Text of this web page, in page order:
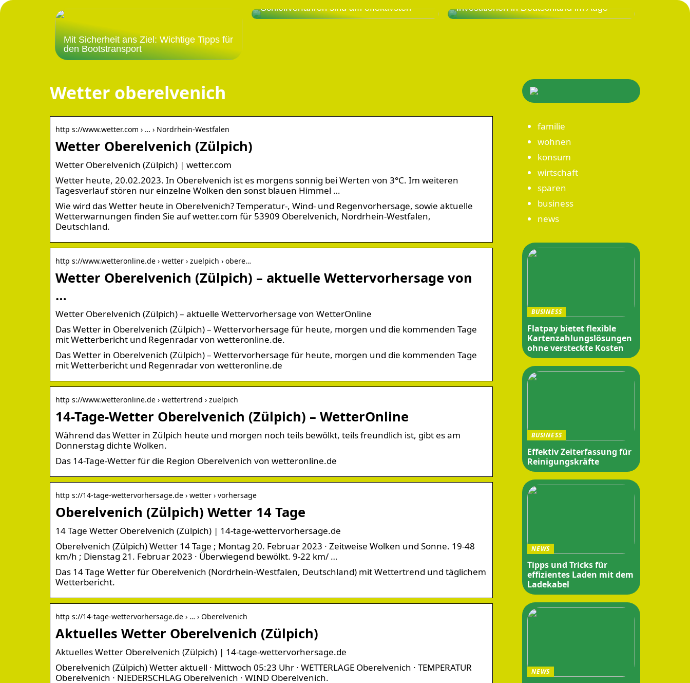
Mit Sicherheit ans Ziel: Wichtige Tipps für
den Bootstransport
Schleifverfahren sind am effektivsten
Investitionen in Deutschland im Auge
Wetter oberelvenich
http s://www.wetter.com › … › Nordrhein-Westfalen
Wetter Oberelvenich (Zülpich)
Wetter Oberelvenich (Zülpich) | wetter.com
Wetter heute, 20.02.2023. In Oberelvenich ist es morgens sonnig bei Werten von 3°C. Im weiteren
Tagesverlauf stören nur einzelne Wolken den sonst blauen Himmel …
Wie wird das Wetter heute in Oberelvenich? Temperatur-, Wind- und Regenvorhersage, sowie aktuelle
Wetterwarnungen finden Sie auf wetter.com für 53909 Oberelvenich, Nordrhein-Westfalen,
Deutschland.
http s://www.wetteronline.de › wetter › zuelpich › obere…
Wetter Oberelvenich (Zülpich) – aktuelle Wettervorhersage von
…
Wetter Oberelvenich (Zülpich) – aktuelle Wettervorhersage von WetterOnline
Das Wetter in Oberelvenich (Zülpich) – Wettervorhersage für heute, morgen und die kommenden Tage
mit Wetterbericht und Regenradar von wetteronline.de.
Das Wetter in Oberelvenich (Zülpich) – Wettervorhersage für heute, morgen und die kommenden Tage
mit Wetterbericht und Regenradar von wetteronline.de
http s://www.wetteronline.de › wettertrend › zuelpich
14-Tage-Wetter Oberelvenich (Zülpich) – WetterOnline
Während das Wetter in Zülpich heute und morgen noch teils bewölkt, teils freundlich ist, gibt es am
Donnerstag dichte Wolken.
Das 14-Tage-Wetter für die Region Oberelvenich von wetteronline.de
http s://14-tage-wettervorhersage.de › wetter › vorhersage
Oberelvenich (Zülpich) Wetter 14 Tage
14 Tage Wetter Oberelvenich (Zülpich) | 14-tage-wettervorhersage.de
Oberelvenich (Zülpich) Wetter 14 Tage ; Montag 20. Februar 2023 · Zeitweise Wolken und Sonne. 19-48
km/h ; Dienstag 21. Februar 2023 · Überwiegend bewölkt. 9-22 km/ …
Das 14 Tage Wetter für Oberelvenich (Nordrhein-Westfalen, Deutschland) mit Wettertrend und täglichem
Wetterbericht.
http s://14-tage-wettervorhersage.de › … › Oberelvenich
Aktuelles Wetter Oberelvenich (Zülpich)
Aktuelles Wetter Oberelvenich (Zülpich) | 14-tage-wettervorhersage.de
Oberelvenich (Zülpich) Wetter aktuell · Mittwoch 05:23 Uhr · WETTERLAGE Oberelvenich · TEMPERATUR
Oberelvenich · NIEDERSCHLAG Oberelvenich · WIND Oberelvenich.
familie
wohnen
konsum
wirtschaft
sparen
business
news
BUSINESS
Flatpay bietet flexible
Kartenzahlungslösungen
ohne versteckte Kosten
BUSINESS
Effektiv Zeiterfassung für
Reinigungskräfte
NEWS
Tipps und Tricks für
effizientes Laden mit dem
Ladekabel
NEWS